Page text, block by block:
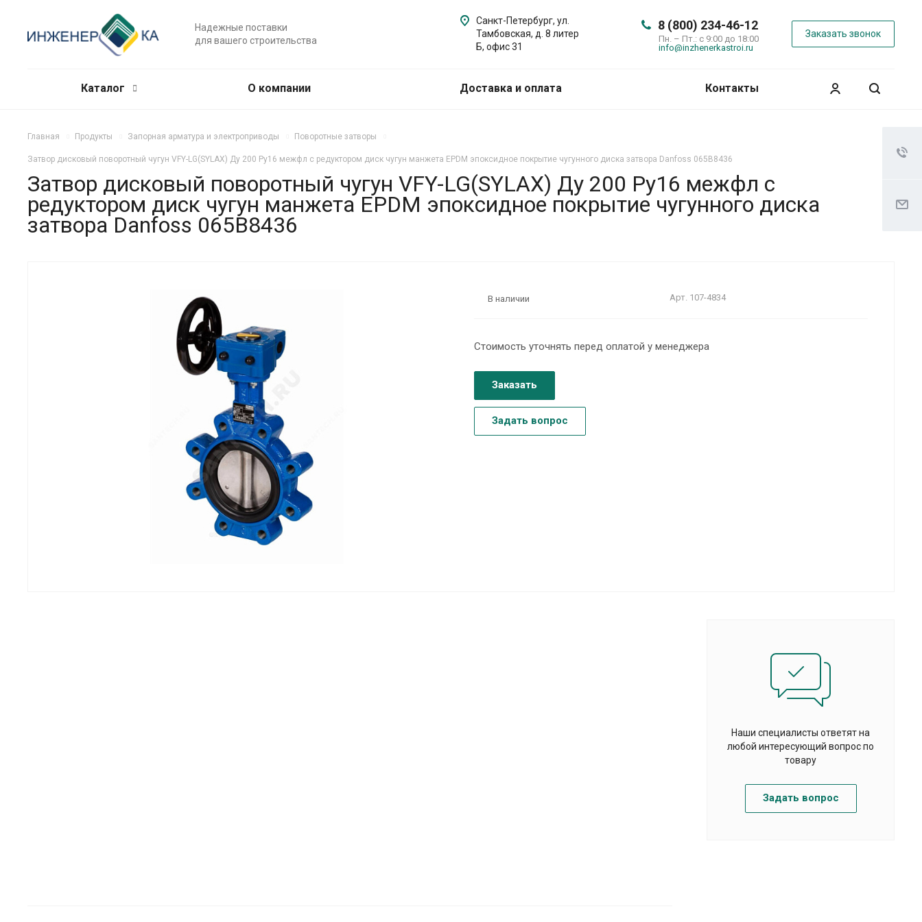
Надежные поставки
для вашего строительства
8 (800) 234-46-12
Пн. – Пт.: с 9:00 до 18:00
info@inzhenerkastroi.ru
Заказать звонок
Санкт-Петербург, ул.
Тамбовская, д. 8 литер
Б, офис 31
Каталог О компании Доставка и оплата Контакты
Главная Продукты Запорная арматура и электроприводы Поворотные затворы
Затвор дисковый поворотный чугун VFY-LG(SYLAX) Ду 200 Ру16 межфл с редуктором диск чугун манжета EPDM эпоксидное покрытие чугунного диска затвора Danfoss 065B8436
Затвор дисковый поворотный чугун VFY-LG(SYLAX) Ду 200 Ру16 межфл с
редуктором диск чугун манжета EPDM эпоксидное покрытие чугунного диска
затвора Danfoss 065B8436
В наличии Арт. 107-4834
Стоимость уточнять перед оплатой у менеджера
Заказать
Задать вопрос
Наши специалисты ответят на
любой интересующий вопрос по
товару
Задать вопрос